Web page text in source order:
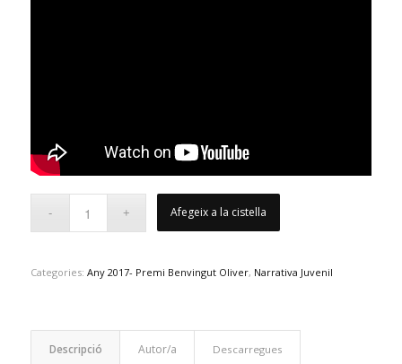
Afegeix a la cistella
Categories: Any 2017- Premi Benvingut Oliver, Narrativa Juvenil
Descripció Descarregues